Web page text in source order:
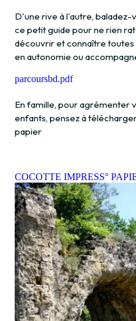
D'une rive à l'autre,
ce petit guide pour ne rien
découvrir et connaître
en autonomie ou
parcoursbd.pdf
En famille, pour agrémenter
enfants, pensez à
papier
COCOTTE IMPRESS°